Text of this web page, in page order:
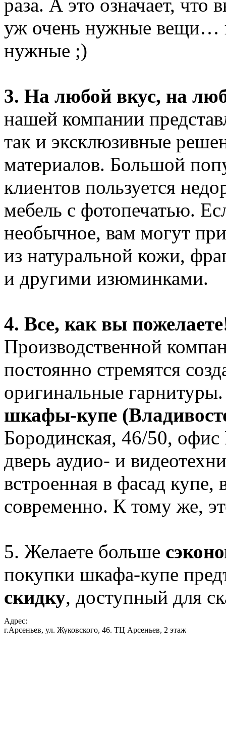
раза. А это означает, что
уж очень нужные вещи…
нужные ;)
3. На любой вкус, на
нашей компании
так и эксклюзивные
материалов. Большой
клиентов пользуется
мебель с фотопечатью.
необычное, вам могут
из натуральной кожи,
и другими изюминками.
4. Все, как вы
Производственной
постоянно стремятся
оригинальные
шкафы-купе
Бородинская, 46/50,
дверь аудио- и
встроенная в фасад купе,
современно. К тому же,
5. Желаете больше
покупки шкафа-купе
скидку, доступный для
Адрес:
г.Арсеньев, ул. Жуковского, 46. ТЦ Арсеньев, 2 этаж